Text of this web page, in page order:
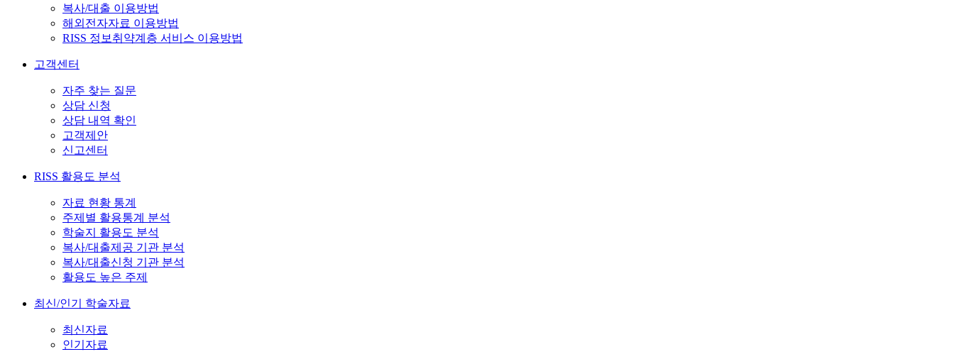
복사/대출 이용방법
해외전자자료 이용방법
RISS 정보취약계층 서비스 이용방법
고객센터
자주 찾는 질문
상담 신청
상담 내역 확인
고객제안
신고센터
RISS 활용도 분석
자료 현황 통계
주제별 활용통계 분석
학술지 활용도 분석
복사/대출제공 기관 분석
복사/대출신청 기관 분석
활용도 높은 주제
최신/인기 학술자료
최신자료
인기자료